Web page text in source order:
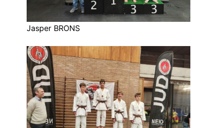
Jasper BRONS